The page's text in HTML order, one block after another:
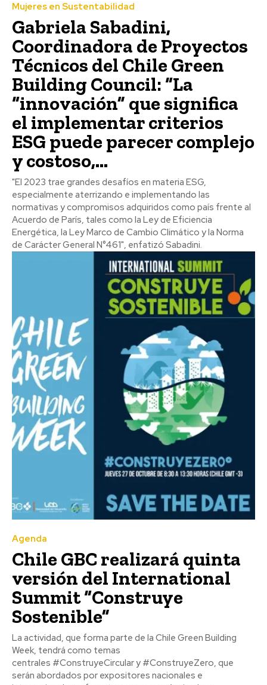
Mujeres en Sustentabilidad
Gabriela Sabadini,
Coordinadora de Proyectos
Técnicos del Chile Green
Building Council: “La
“innovación” que significa
el implementar criterios
ESG puede parecer complejo
y costoso,...
"El 2023 trae grandes desafíos en materia ESG,
especialmente aterrizando e implementando las
normativas y compromisos adquiridos como país frente al
Acuerdo de París, tales como la Ley de Eficiencia
Energética, la Ley Marco de Cambio Climático y la Norma
de Carácter General N°461", enfatizó Sabadini.
Agenda
Chile GBC realizará quinta
versión del International
Summit “Construye
Sostenible”
La actividad, que forma parte de la Chile Green Building
Week, tendrá como temas
centrales #ConstruyeCircular y #ConstruyeZero, que
serán abordados por expositores nacionales e